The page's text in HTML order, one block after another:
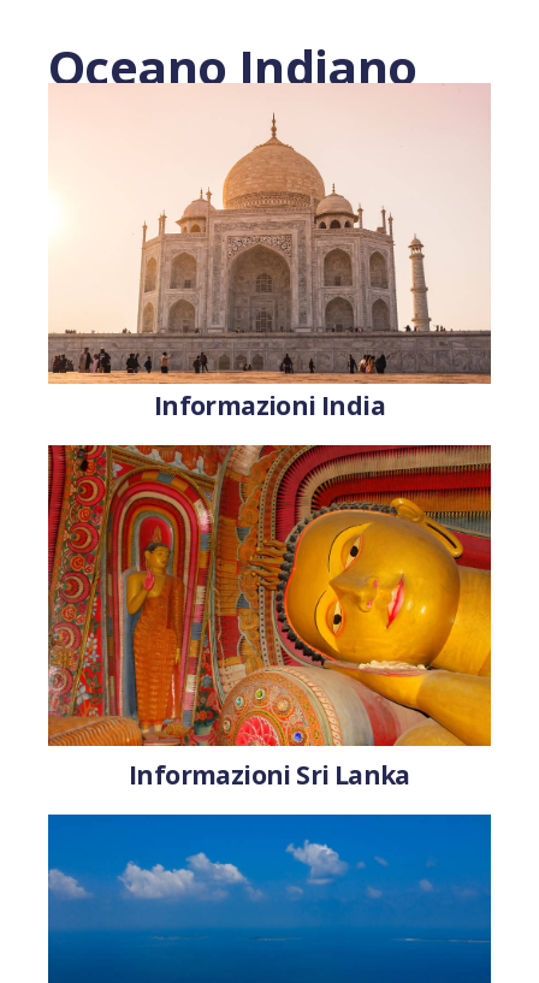
Oceano Indiano
Informazioni India
Informazioni Sri Lanka